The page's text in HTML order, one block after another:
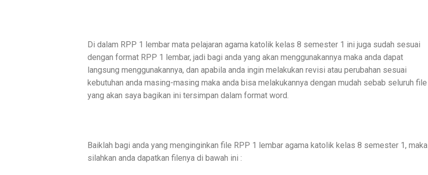
Di dalam RPP 1 lembar mata pelajaran agama katolik kelas 8 semester 1 ini juga sudah sesuai
dengan format RPP 1 lembar, jadi bagi anda yang akan menggunakannya maka anda dapat
langsung menggunakannya, dan apabila anda ingin melakukan revisi atau perubahan sesuai
kebutuhan anda masing-masing maka anda bisa melakukannya dengan mudah sebab seluruh file
yang akan saya bagikan ini tersimpan dalam format word.
Baiklah bagi anda yang menginginkan file RPP 1 lembar agama katolik kelas 8 semester 1, maka
silahkan anda dapatkan filenya di bawah ini :